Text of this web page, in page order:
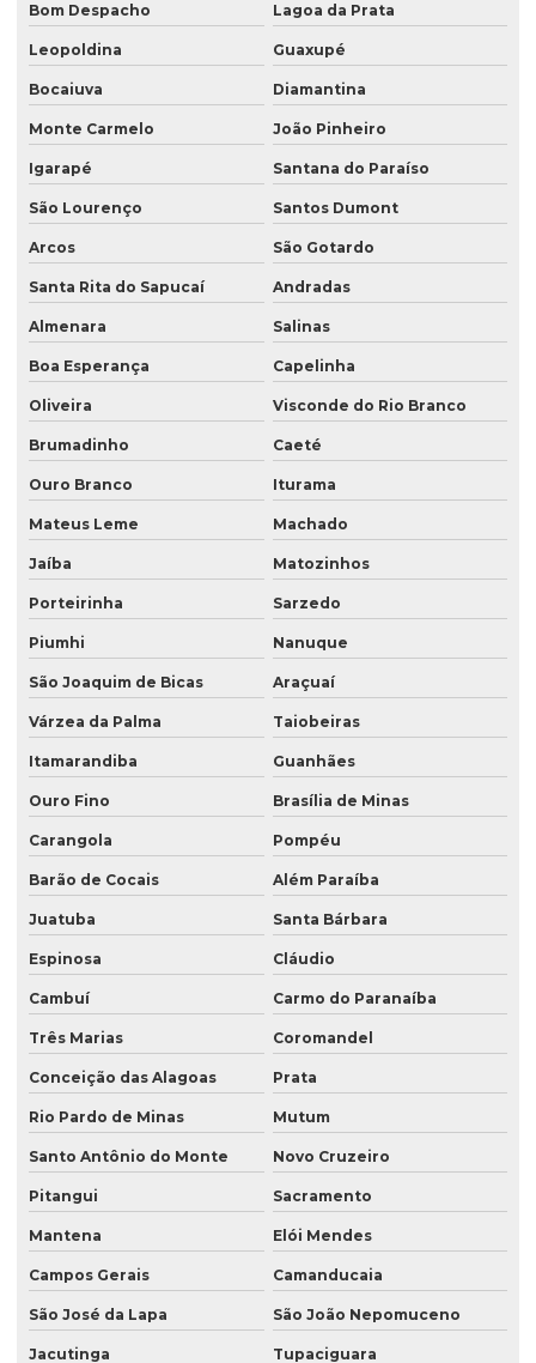
Bom Despacho Lagoa da Prata
Leopoldina Guaxupé
Bocaiuva Diamantina
Monte Carmelo João Pinheiro
Igarapé Santana do Paraíso
São Lourenço Santos Dumont
Arcos São Gotardo
Santa Rita do Sapucaí Andradas
Almenara Salinas
Boa Esperança Capelinha
Oliveira Visconde do Rio Branco
Brumadinho Caeté
Ouro Branco Iturama
Mateus Leme Machado
Jaíba Matozinhos
Porteirinha Sarzedo
Piumhi Nanuque
São Joaquim de Bicas Araçuaí
Várzea da Palma Taiobeiras
Itamarandiba Guanhães
Ouro Fino Brasília de Minas
Carangola Pompéu
Barão de Cocais Além Paraíba
Juatuba Santa Bárbara
Espinosa Cláudio
Cambuí Carmo do Paranaíba
Três Marias Coromandel
Conceição das Alagoas Prata
Rio Pardo de Minas Mutum
Santo Antônio do Monte Novo Cruzeiro
Pitangui Sacramento
Mantena Elói Mendes
Campos Gerais Camanducaia
São José da Lapa São João Nepomuceno
Jacutinga Tupaciguara